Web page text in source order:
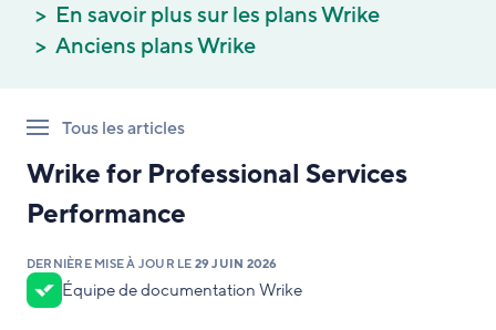
En savoir plus sur les plans Wrike
Anciens plans Wrike
Tous les articles
Wrike for Professional Services
Performance
DERNIÈRE MISE À JOUR LE 29 JUIN 2026
Équipe de documentation Wrike